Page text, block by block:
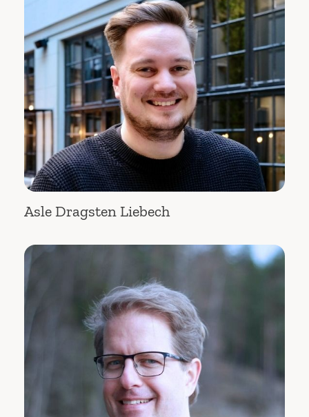
Asle Dragsten Liebech